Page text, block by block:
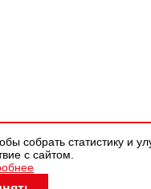
собрать статистику и
с сайтом.